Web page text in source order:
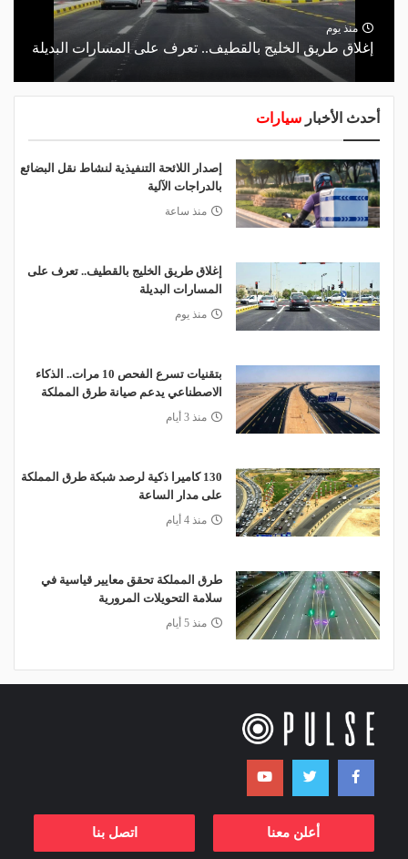
منذ يوم
إغلاق طريق الخليج بالقطيف.. تعرف على المسارات البديلة
أحدث الأخبار سيارات
إصدار اللائحة التنفيذية لنشاط نقل البضائع
بالدراجات الآلية
منذ ساعة
إغلاق طريق الخليج بالقطيف.. تعرف على
المسارات البديلة
منذ يوم
بتقنيات تسرع الفحص 10 مرات.. الذكاء
الاصطناعي يدعم صيانة طرق المملكة
منذ 3 أيام
130 كاميرا ذكية لرصد شبكة طرق المملكة
على مدار الساعة
منذ 4 أيام
طرق المملكة تحقق معايير قياسية في
سلامة التحويلات المرورية
منذ 5 أيام
أعلن معنا اتصل بنا